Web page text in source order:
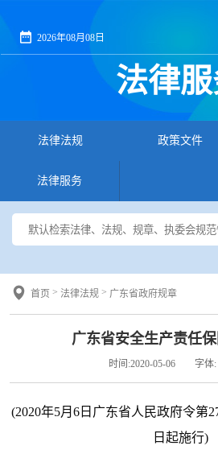
法律
2026年08月08日
法律法规 政策文件
法律服务
首页 > 法律法规 > 广东省政府规章
广东省安全生产责任
时间:2020-05-06 字体:
(2020年5月6日广东省人民政府令第
日起施行)